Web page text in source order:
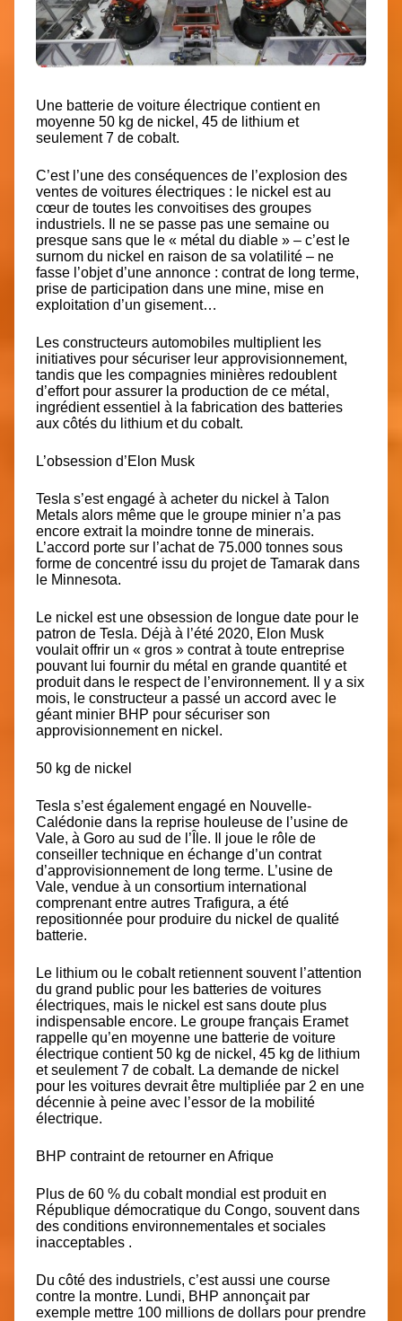
Une batterie de voiture électrique contient en
moyenne 50 kg de nickel, 45 de lithium et
seulement 7 de cobalt.
C’est l’une des conséquences de l’explosion des
ventes de voitures électriques : le nickel est au
cœur de toutes les convoitises des groupes
industriels. Il ne se passe pas une semaine ou
presque sans que le « métal du diable » – c’est le
surnom du nickel en raison de sa volatilité – ne
fasse l’objet d’une annonce : contrat de long terme,
prise de participation dans une mine, mise en
exploitation d’un gisement…
Les constructeurs automobiles multiplient les
initiatives pour sécuriser leur approvisionnement,
tandis que les compagnies minières redoublent
d’effort pour assurer la production de ce métal,
ingrédient essentiel à la fabrication des batteries
aux côtés du lithium et du cobalt.
L’obsession d’Elon Musk
Tesla s’est engagé à acheter du nickel à Talon
Metals alors même que le groupe minier n’a pas
encore extrait la moindre tonne de minerais.
L’accord porte sur l’achat de 75.000 tonnes sous
forme de concentré issu du projet de Tamarak dans
le Minnesota.
Le nickel est une obsession de longue date pour le
patron de Tesla. Déjà à l’été 2020, Elon Musk
voulait offrir un « gros » contrat à toute entreprise
pouvant lui fournir du métal en grande quantité et
produit dans le respect de l’environnement. Il y a six
mois, le constructeur a passé un accord avec le
géant minier BHP pour sécuriser son
approvisionnement en nickel.
50 kg de nickel
Tesla s’est également engagé en Nouvelle-
Calédonie dans la reprise houleuse de l’usine de
Vale, à Goro au sud de l’Île. Il joue le rôle de
conseiller technique en échange d’un contrat
d’approvisionnement de long terme. L’usine de
Vale, vendue à un consortium international
comprenant entre autres Trafigura, a été
repositionnée pour produire du nickel de qualité
batterie.
Le lithium ou le cobalt retiennent souvent l’attention
du grand public pour les batteries de voitures
électriques, mais le nickel est sans doute plus
indispensable encore. Le groupe français Eramet
rappelle qu’en moyenne une batterie de voiture
électrique contient 50 kg de nickel, 45 kg de lithium
et seulement 7 de cobalt. La demande de nickel
pour les voitures devrait être multipliée par 2 en une
décennie à peine avec l’essor de la mobilité
électrique.
BHP contraint de retourner en Afrique
Plus de 60 % du cobalt mondial est produit en
République démocratique du Congo, souvent dans
des conditions environnementales et sociales
inacceptables .
Du côté des industriels, c’est aussi une course
contre la montre. Lundi, BHP annonçait par
exemple mettre 100 millions de dollars pour prendre